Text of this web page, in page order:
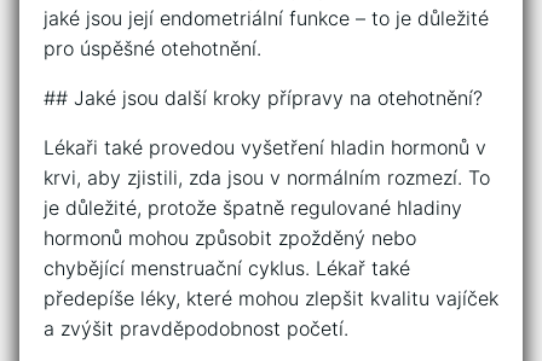
jaké jsou její endometriální funkce – to je důležité
pro úspěšné otehotnění.
## Jaké jsou další kroky přípravy na otehotnění?
Lékaři také provedou vyšetření hladin hormonů v
krvi, aby zjistili, zda jsou v normálním rozmezí. To
je důležité, protože špatně regulované hladiny
hormonů mohou způsobit zpožděný nebo
chybějící menstruační cyklus. Lékař také
předepíše léky, které mohou zlepšit kvalitu vajíček
a zvýšit pravděpodobnost početí.